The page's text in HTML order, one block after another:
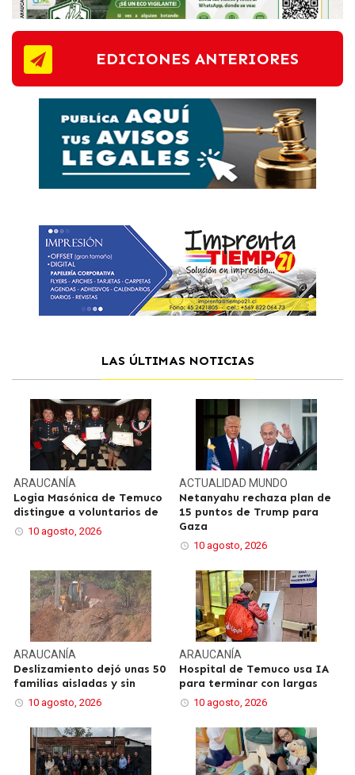
EDICIONES ANTERIORES
LAS ÚLTIMAS NOTICIAS
ARAUCANÍA
Logia Masónica de Temuco
distingue a voluntarios de
10 agosto, 2026
ACTUALIDAD MUNDO
Netanyahu rechaza plan de
15 puntos de Trump para
Gaza
10 agosto, 2026
ARAUCANÍA
Deslizamiento dejó unas 50
familias aisladas y sin
10 agosto, 2026
ARAUCANÍA
Hospital de Temuco usa IA
para terminar con largas
10 agosto, 2026